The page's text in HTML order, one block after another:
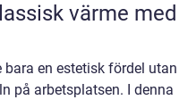
en estetisk fördel
på arbetsplatsen. I denna